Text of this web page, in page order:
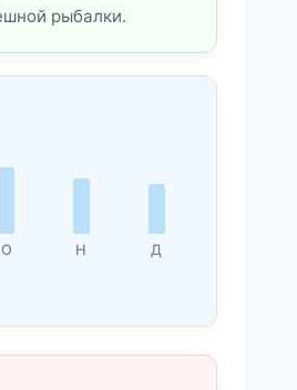
рыбалки.
О Н Д